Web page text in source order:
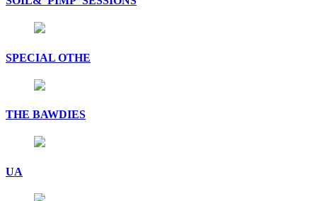
SPECIAL OTHE
THE BAWDIES
UA